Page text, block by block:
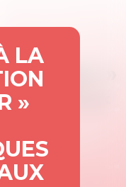
LA
»